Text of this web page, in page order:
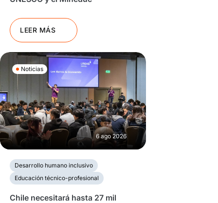
LEER MÁS
Noticias
6 ago 2026
Desarrollo humano inclusivo
Educación técnico-profesional
Chile necesitará hasta 27 mil